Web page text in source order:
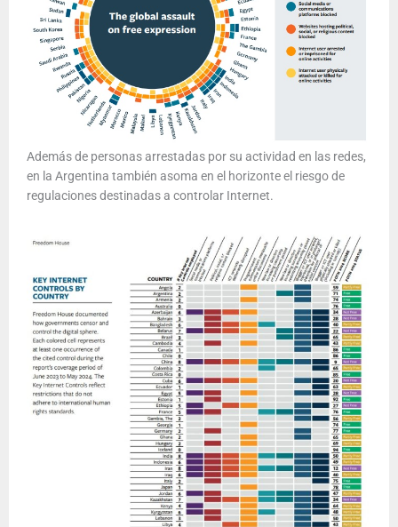
Además de personas arrestadas por su actividad en las redes,
en la Argentina también asoma en el horizonte el riesgo de
regulaciones destinadas a controlar Internet.